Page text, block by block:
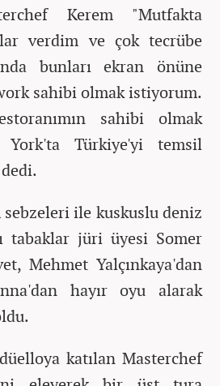
Kerem "Mutfakta
verdim ve çok tecrübe
bunları ekran önüne
sahibi olmak istiyorum.
sahibi olmak
Türkiye'yi temsil
ile kuskuslu deniz
tabaklar jüri üyesi Somer
Mehmet Yalçınkaya'dan
hayır oyu alarak
katılan Masterchef